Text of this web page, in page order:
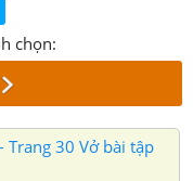
chọn:
Trang 30 Vở bài tập